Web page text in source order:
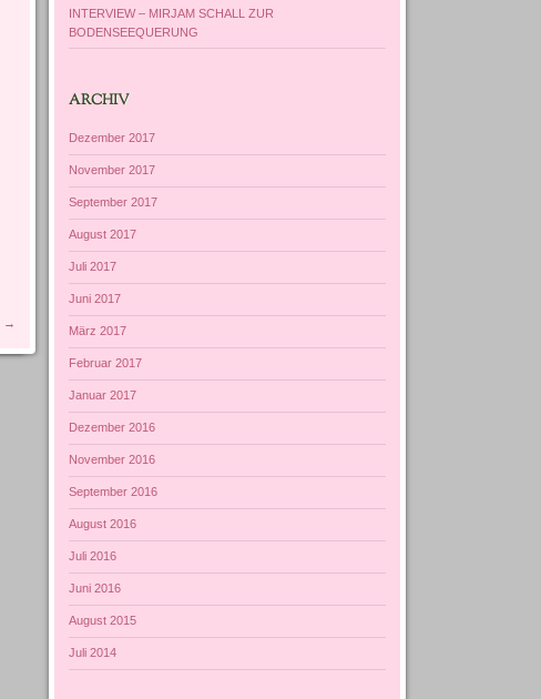
→
INTERVIEW – MIRJAM SCHALL ZUR
BODENSEEQUERUNG
ARCHIV
Dezember 2017
November 2017
September 2017
August 2017
Juli 2017
Juni 2017
März 2017
Februar 2017
Januar 2017
Dezember 2016
November 2016
September 2016
August 2016
Juli 2016
Juni 2016
August 2015
Juli 2014